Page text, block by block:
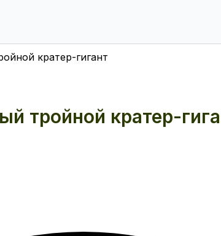
кратер-гигант
тройной кратер-